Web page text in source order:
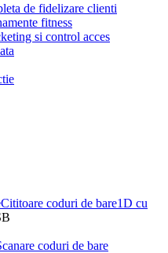
de fidelizare clienti
fitness
si control acces
Cititoare coduri de bare1D cu
coduri de bare